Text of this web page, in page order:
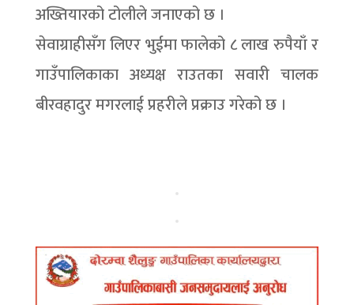
अख्तियारको टोलीले जनाएको छ ।
सेवाग्राहीसँग लिएर भुईमा फालेको ८ लाख रुपैयाँ र
गाउँपालिकाका अध्यक्ष राउतका सवारी चालक
बीरवहादुर मगरलाई प्रहरीले प्रक्राउ गरेको छ ।